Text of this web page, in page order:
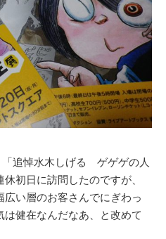
追悼水木しげる ゲゲゲの人
初日に訪問したのですが、
い層のお客さんでにぎわっ
健在なんだなあ、と改めて